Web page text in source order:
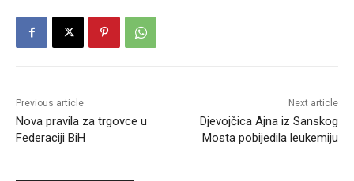
Previous article
Nova pravila za trgovce u
Federaciji BiH
Next article
Djevojčica Ajna iz Sanskog
Mosta pobijedila leukemiju